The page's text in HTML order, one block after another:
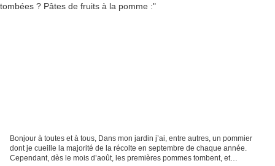
Bonjour à toutes et à tous, Dans mon jardin j’ai, entre autres, un pommier
dont je cueille la majorité de la récolte en septembre de chaque année.
Cependant, dès le mois d’août, les premières pommes tombent, et